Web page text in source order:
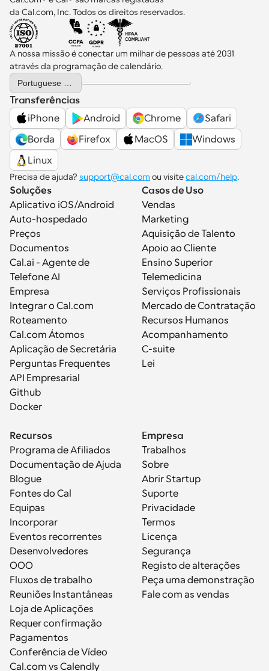
da Cal.com, Inc. Todos os direitos reservados.
A nossa missão é conectar um milhar de pessoas até 2031
através da programação de calendário.
Select Language
Transferências
iPhone
Android Chrome
Safari
Borda
Firefox MacOS
Windows
Linux
Precisa de ajuda? support@cal.com ou visite cal.com/help.
Soluções
Aplicativo iOS/Android
Auto-hospedado
Preços
Documentos
Cal.ai - Agente de
Telefone AI
Empresa
Integrar o Cal.com
Roteamento
Cal.com Átomos
Aplicação de Secretária
Perguntas Frequentes
API Empresarial
Github
Docker
Casos de Uso
Vendas
Marketing
Aquisição de Talento
Apoio ao Cliente
Ensino Superior
Telemedicina
Serviços Profissionais
Mercado de Contratação
Recursos Humanos
Acompanhamento
C-suite
Lei
Recursos
Programa de Afiliados
Documentação de Ajuda
Blogue
Fontes do Cal
Equipas
Incorporar
Eventos recorrentes
Desenvolvedores
OOO
Fluxos de trabalho
Reuniões Instantâneas
Loja de Aplicações
Requer confirmação
Pagamentos
Conferência de Vídeo
Cal.com vs Calendly
Empresa
Trabalhos
Sobre
Abrir Startup
Suporte
Privacidade
Termos
Licença
Segurança
Registo de alterações
Peça uma demonstração
Fale com as vendas